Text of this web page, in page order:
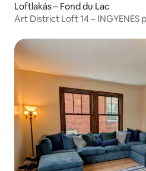
Loftlakás – Fond du Lac
Art District Loft 14 – INGYENES